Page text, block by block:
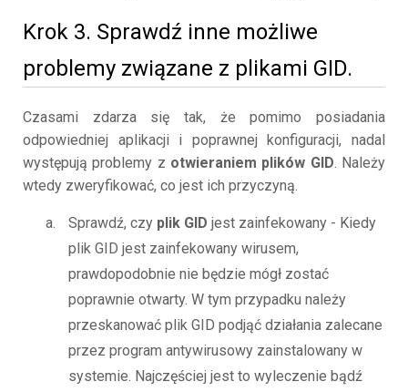
Krok 3. Sprawdź inne możliwe
problemy związane z plikami GID.
Czasami zdarza się tak, że pomimo posiadania
odpowiedniej aplikacji i poprawnej konfiguracji, nadal
występują problemy z otwieraniem plików GID. Należy
wtedy zweryfikować, co jest ich przyczyną.
Sprawdź, czy plik GID jest zainfekowany - Kiedy
plik GID jest zainfekowany wirusem,
prawdopodobnie nie będzie mógł zostać
poprawnie otwarty. W tym przypadku należy
przeskanować plik GID podjąć działania zalecane
przez program antywirusowy zainstalowany w
systemie. Najczęściej jest to wyleczenie bądź